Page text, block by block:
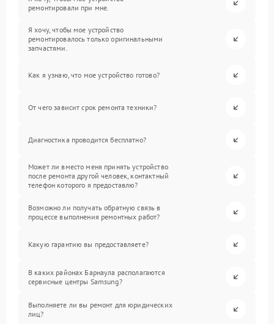
ремонтировали при мне.
Я хочу, чтобы мое устройство
ремонтировалось только оригинальными
запчастями.
Как я узнаю, что мое устройство готово?
От чего зависит срок ремонта техники?
Диагностика проводится бесплатно?
Может ли вместо меня принять устройство
после ремонта другой человек, контактный
телефон которого я предоставлю?
Возможно ли получать обратную связь в
процессе выполнения ремонтных работ?
Какую гарантию вы предоставляете?
В каких районах Барнаула располагаются
сервисные центры Samsung?
Выполняете ли вы ремонт для юридических
лиц?